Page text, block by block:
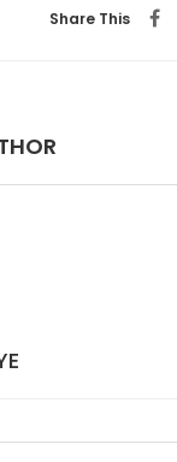
Share This